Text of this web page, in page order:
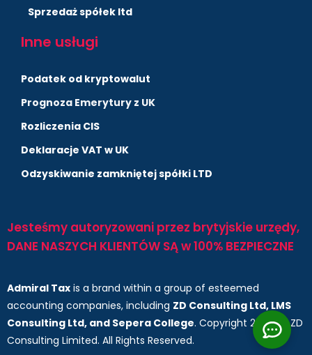
Sprzedaż spółek ltd
Inne usługi
Podatek od kryptowalut
Prognoza Emerytury z UK
Rozliczenia CIS
Deklaracje VAT w UK
Odzyskiwanie zamkniętej spółki LTD
Jesteśmy autoryzowani przez brytyjskie urzędy,
DANE NASZYCH KLIENTÓW SĄ w 100% BEZPIECZNE
Admiral Tax is a brand within a group of esteemed
accounting companies, including ZD Consulting Ltd, LMS
Consulting Ltd, and Sepera College. Copyright 2025 by ZD
Consulting Limited. All Rights Reserved.